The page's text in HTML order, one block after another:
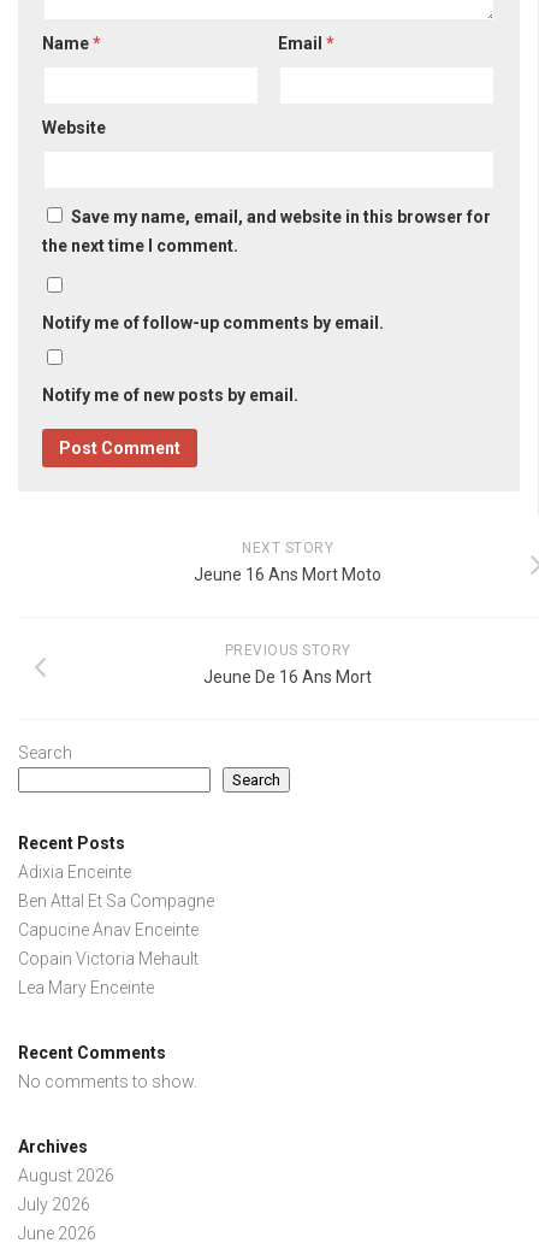
Name* Email*
Website
Save my name, email, and website in this browser for
the next time I comment.
Notify me of follow-up comments by email.
Notify me of new posts by email.
NEXT STORY
Jeune 16 Ans Mort Moto
PREVIOUS STORY
Jeune De 16 Ans Mort
Search
Search
Recent Posts
Adixia Enceinte
Ben Attal Et Sa Compagne
Capucine Anav Enceinte
Copain Victoria Mehault
Lea Mary Enceinte
Recent Comments
No comments to show.
Archives
August 2026
July 2026
June 2026